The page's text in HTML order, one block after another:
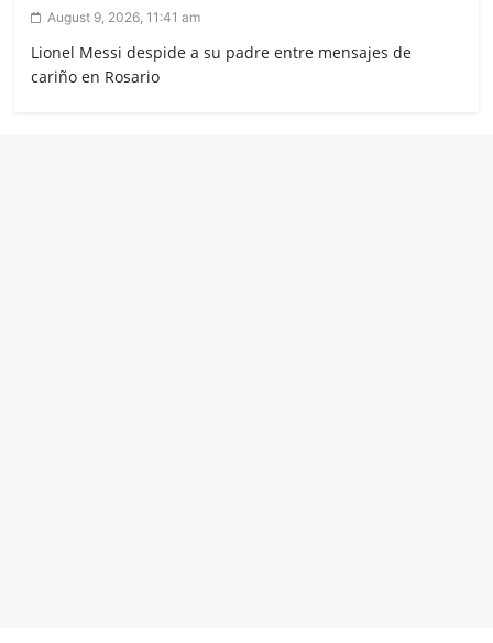
August 9, 2026, 11:41 am
Lionel Messi despide a su padre entre mensajes de
cariño en Rosario